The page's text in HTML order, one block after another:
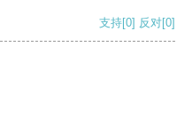
支持[0] 反对[0]